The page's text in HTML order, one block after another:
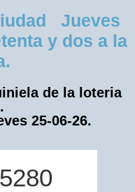
Jueves
y dos a la
de la loteria
25-06-26.
5280